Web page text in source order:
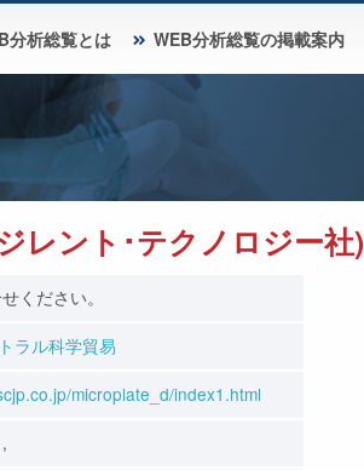
分析総覧とは WEB分析総覧の掲載案内
レント･テクノロジー社)
ください。
ラル科学貿易
microplate_d/index1.html